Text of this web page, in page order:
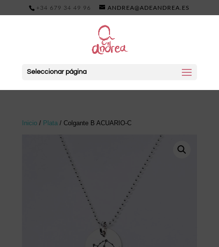
+34 679 34 49 96 ANDREA@ADEANDREA.ES
Seleccionar página
Inicio/ Plata/ Colgante B ACUARIO-C